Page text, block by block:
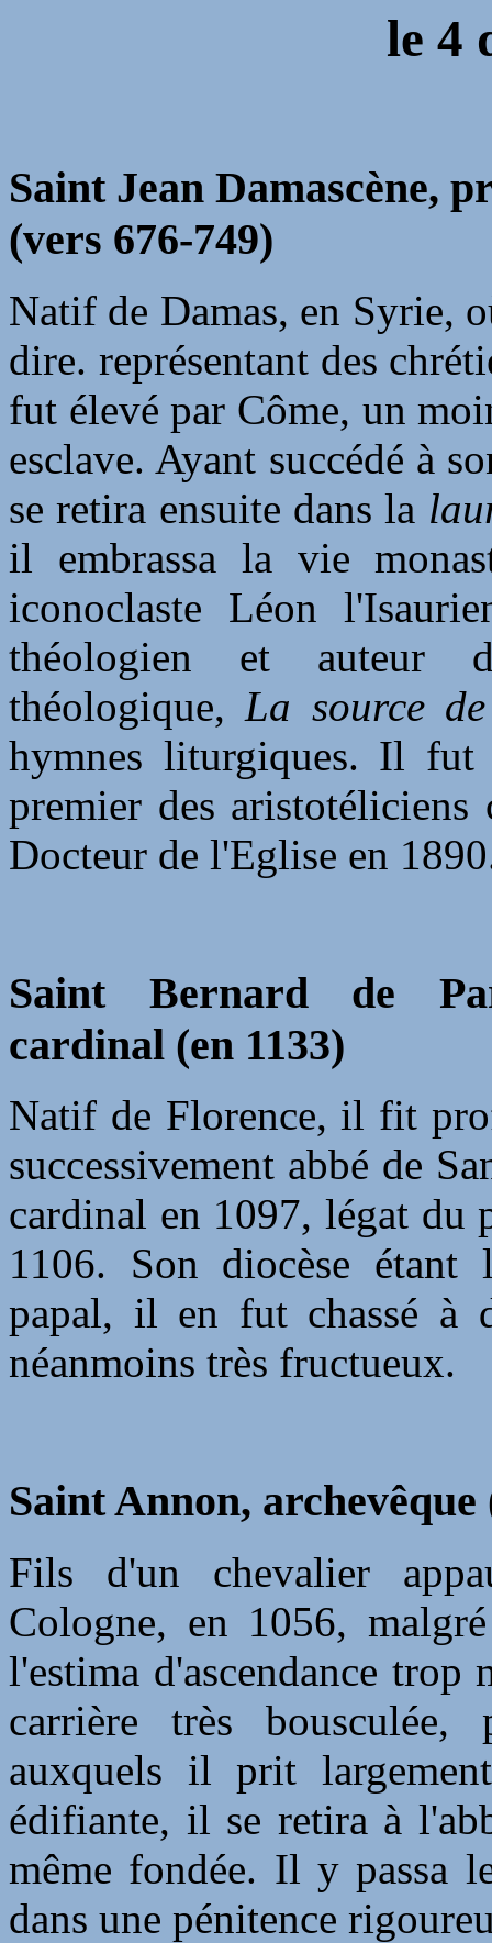
le 4
Saint Jean Damascène,
(vers 676-749)
Natif de Damas, en Syrie,
dire. représentant des
fut élevé par Côme, un
esclave. Ayant succédé à
se retira ensuite dans la
il embrassa la vie
iconoclaste Léon
théologien et auteur
théologique,La source de
hymnes liturgiques. Il fut
premier des
Docteur de l'Eglise en
Saint Bernard de
cardinal (en 1133)
Natif de Florence, il fit
successivement abbé de
cardinal en 1097, légat du
1106. Son diocèse étant
papal, il en fut chassé à
néanmoins très fructueux.
Saint Annon, archevêque
Fils d'un chevalier
Cologne, en 1056,
l'estima d'ascendance trop
carrière très bousculée,
auxquels il prit
édifiante, il se retira à
même fondée. Il y passa
dans une pénitence